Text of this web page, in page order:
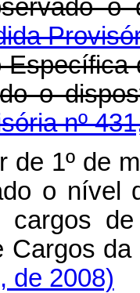
o
nº
de 1º de
o nível
Cargos
de 2008)